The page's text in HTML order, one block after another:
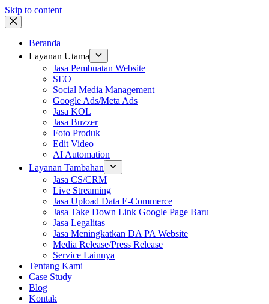
Skip to content
Beranda
Layanan Utama
Jasa Pembuatan Website
SEO
Social Media Management
Google Ads/Meta Ads
Jasa KOL
Jasa Buzzer
Foto Produk
Edit Video
AI Automation
Layanan Tambahan
Jasa CS/CRM
Live Streaming
Jasa Upload Data E-Commerce
Jasa Take Down Link Google Page Baru
Jasa Legalitas
Jasa Meningkatkan DA PA Website
Media Release/Press Release
Service Lainnya
Tentang Kami
Case Study
Blog
Kontak